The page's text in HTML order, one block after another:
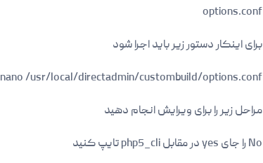
options.conf
برای اینکار دستور زیر باید اجرا شود
nano /usr/local/directadmin/custombuild/options.conf
مراحل زیر را برای ویرایش انجام دهید
No را جای yes در مقابل php5_cli تایپ کنید